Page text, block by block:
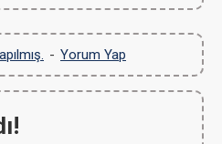
- Yorum Yap